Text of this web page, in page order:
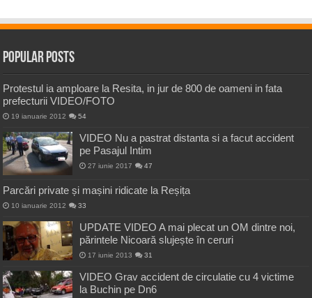
Popular Posts
Protestul ia amploare la Resita, in jur de 800 de oameni in fata
prefecturii VIDEO/FOTO
19 ianuarie 2012 54
VIDEO Nu a pastrat distanta si a facut accident
pe Pasajul Intim
27 iunie 2017 47
Parcări private și mașini ridicate la Reșița
10 ianuarie 2012 33
UPDATE VIDEO A mai plecat un OM dintre noi,
părintele Nicoară slujește în ceruri
17 iunie 2013 31
VIDEO Grav accident de circulatie cu 4 victime
la Buchin pe Dn6